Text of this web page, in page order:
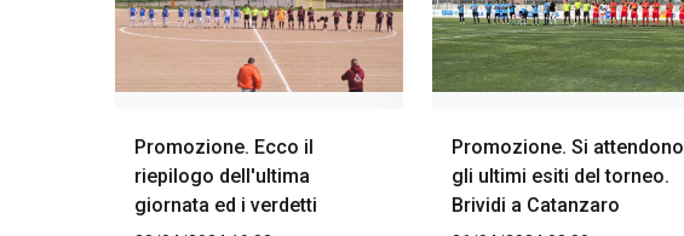
Promozione. Ecco il
riepilogo dell'ultima
giornata ed i verdetti
Promozione. Si attendono
gli ultimi esiti del torneo.
Brividi a Catanzaro